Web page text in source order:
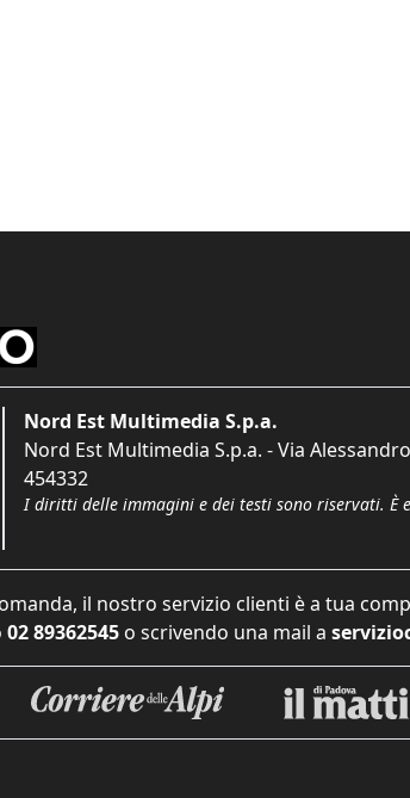
Nord Est Multimedia S.p.a.
Nord Est Multimedia S.p.a. - Via Alessandro
454332
I diritti delle immagini e dei testi sono riservati. È
il nostro servizio clienti è a tua
02 89362545 o scrivendo una mail a